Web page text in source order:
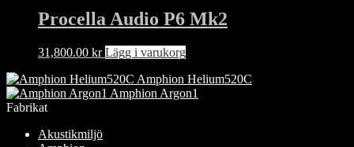
kan
väljas
på
produktsidan
har
flera
De
alternativen
kan
Procella Audio P6 Mk2
31,800.00 kr Lägg i varukorg
Amphion Helium520C
Amphion Argon1
Fabrikat
Akustikmiljö